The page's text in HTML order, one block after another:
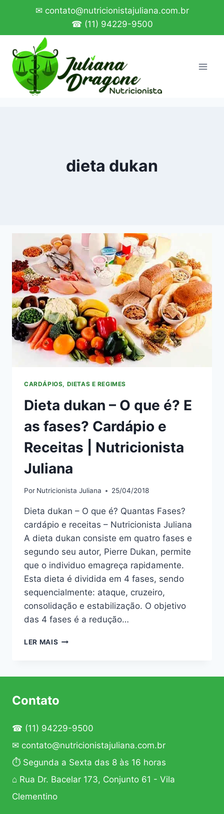
o
Conteúdo
✉ contato@nutricionistajuliana.com.br
☎ (11) 94229-9500
dieta dukan
CARDÁPIOS, DIETAS E REGIMES
Dieta dukan – O que é? E
as fases? Cardápio e
Receitas | Nutricionista
Juliana
Por Nutricionista Juliana 25/04/2018
Dieta dukan – O que é? Quantas Fases?
cardápio e receitas – Nutricionista Juliana
A dieta dukan consiste em quatro fases e
segundo seu autor, Pierre Dukan, permite
que o individuo emagreça rapidamente.
Esta dieta é dividida em 4 fases, sendo
sequencialmente: ataque, cruzeiro,
consolidação e estabilização. O objetivo
das 4 fases é a redução…
LER MAIS DIETA
E
FASES?
E
|
NUTRICIONISTA
Contato
☎ (11) 94229-9500
✉ contato@nutricionistajuliana.com.br
⏱ Segunda a Sexta das 8 às 16 horas
⌂ Rua Dr. Bacelar 173, Conjunto 61 - Vila
Clementino